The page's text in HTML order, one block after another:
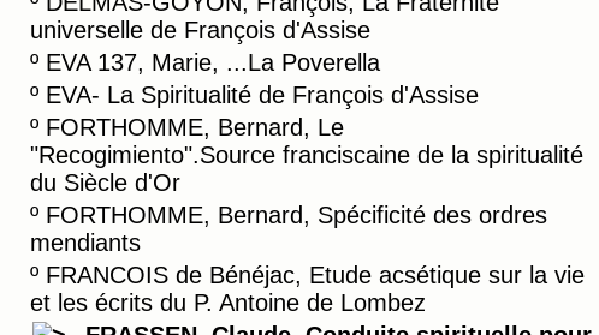
universelle de François d'Assise
º EVA 137, Marie, ...La Poverella
º EVA- La Spiritualité de François d'Assise
º FORTHOMME, Bernard, Le
"Recogimiento".Source franciscaine de la spiritualité
du Siècle d'Or
º FORTHOMME, Bernard, Spécificité des ordres
mendiants
º FRANCOIS de Bénéjac, Etude acsétique sur la vie
et les écrits du P. Antoine de Lombez